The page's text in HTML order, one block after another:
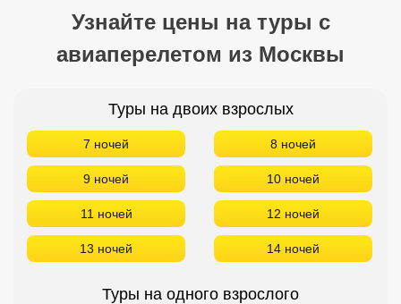
Узнайте цены на туры с
авиаперелетом из Москвы
Туры на двоих взрослых
7 ночей 8 ночей
9 ночей 10 ночей
11 ночей 12 ночей
13 ночей 14 ночей
Туры на одного взрослого
Сетевые отели Сейшел
Сетевые отели Маврикия